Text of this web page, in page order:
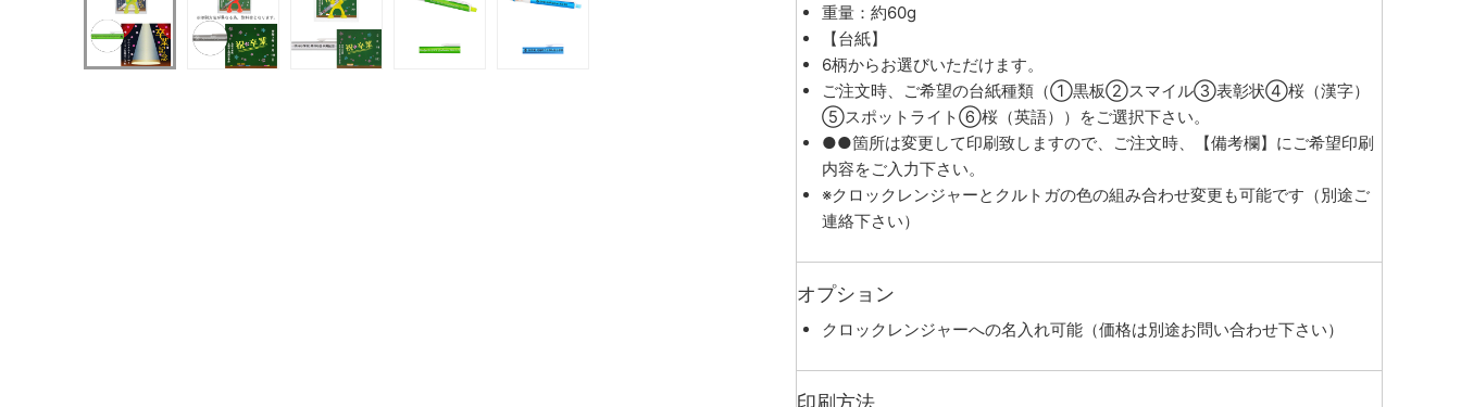
重量：約60g
【台紙】
6柄からお選びいただけます。
ご注文時、ご希望の台紙種類（①黒板②スマイル③表彰状④桜（漢字）
⑤スポットライト⑥桜（英語））をご選択下さい。
●●箇所は変更して印刷致しますので、ご注文時、【備考欄】にご希望印刷
内容をご入力下さい。
※クロックレンジャーとクルトガの色の組み合わせ変更も可能です（別途ご
連絡下さい）
オプション
クロックレンジャーへの名入れ可能（価格は別途お問い合わせ下さい）